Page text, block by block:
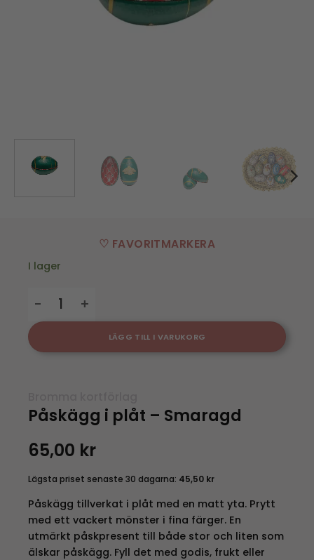
♡ FAVORITMARKERA
I lager
LÄGG TILL I VARUKORG
Påskägg i plåt – Smaragd
65,00 kr
Lägsta priset senaste 30 dagarna: 45,50 kr
Påskägg tillverkat i plåt med en matt yta. Prytt
med ett vackert mönster i fina färger. En
utmärkt påskpresent till både stor och liten som
älskar påskägg. Fyll det med godis, frukt eller